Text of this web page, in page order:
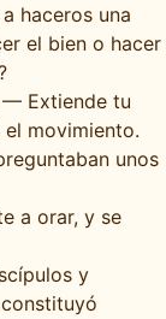
haceros una
el bien o hacer
— Extiende tu
movimiento.
unos
a orar, y se
y